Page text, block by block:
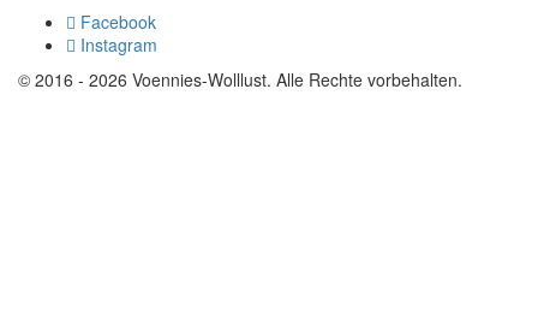
Facebook
Instagram
© 2016 - 2026 Voennies-Wolllust. Alle Rechte vorbehalten.